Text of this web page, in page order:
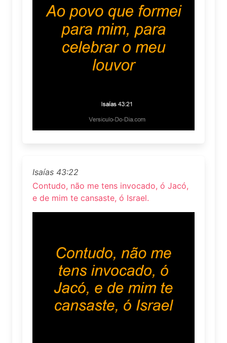
Isaías 43:22
Contudo, não me tens invocado, ó Jacó,
e de mim te cansaste, ó Israel.